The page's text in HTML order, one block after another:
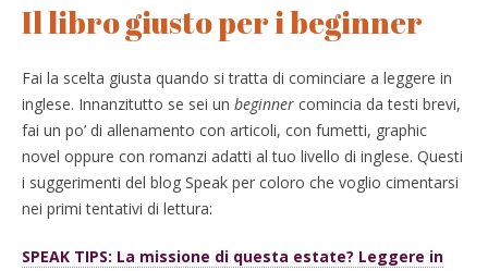
Il libro giusto per i beginner
Fai la scelta giusta quando si tratta di cominciare a leggere in
inglese. Innanzitutto se sei un beginner comincia da testi brevi,
fai un po’ di allenamento con articoli, con fumetti, graphic
novel oppure con romanzi adatti al tuo livello di inglese. Questi
i suggerimenti del blog Speak per coloro che voglio cimentarsi
nei primi tentativi di lettura:
SPEAK TIPS: La missione di questa estate? Leggere in